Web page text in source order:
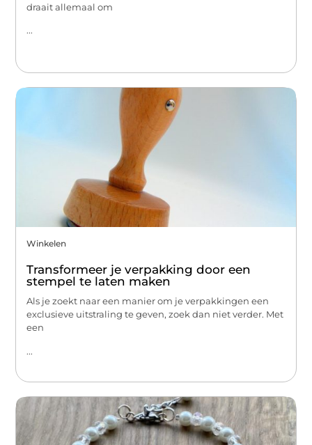
draait allemaal om
...
Winkelen
Transformeer je verpakking door een
stempel te laten maken
Als je zoekt naar een manier om je verpakkingen een
exclusieve uitstraling te geven, zoek dan niet verder. Met
een
...